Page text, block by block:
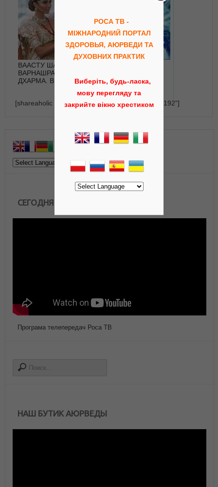
ВААСТУ ШАСТРА и
ВАРНАШРАМА-
ДХАРМА. Виды брака
мире
[shareaholic app="recommendations" id="23164192"]
СЕГОДНЯ В ЭФИРЕ
Програма телепередач Роса ТВ
НАШ БУТИК АЮРВЕДЫ
РОСА ТВ -
МІЖНАРОДНИЙ ПОРТАЛ
ЗДОРОВЬЯ, АЮРВЕДИ ТА
ДУХОВНИХ ПРАКТИК
Виберіть, будь-ласка,
мову перегляду та
закрийте вікно хрестиком